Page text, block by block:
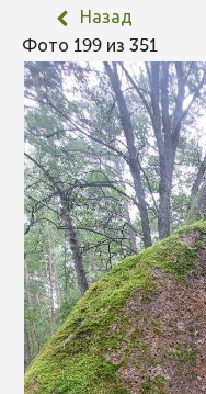
ПРЕДЫДУЩИЕ КОНКУРСЫ
Назад
Фото 199 из 351